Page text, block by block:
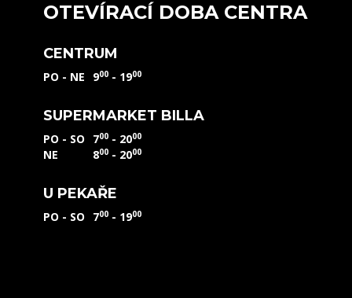
OTEVÍRACÍ DOBA CENTRA
CENTRUM
PO - NE 900 - 1900
SUPERMARKET BILLA
PO - SO 700 - 2000
NE 800 - 2000
U PEKAŘE
PO - SO 700 - 1900